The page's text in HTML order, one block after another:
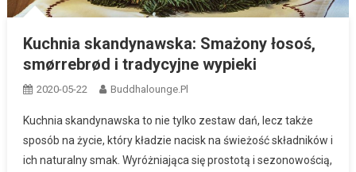
Kuchnia skandynawska: Smażony łosoś,
smørrebrød i tradycyjne wypieki
2020-05-22 Buddhalounge.pl
Kuchnia skandynawska to nie tylko zestaw dań, lecz także
sposób na życie, który kładzie nacisk na świeżość składników i
ich naturalny smak. Wyróżniająca się prostotą i sezonowością,